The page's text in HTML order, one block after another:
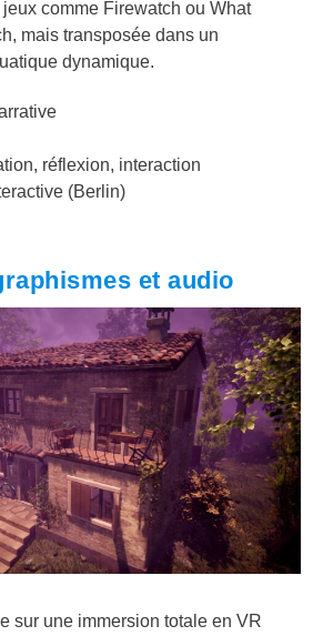
comme Firewatch ou What
mais transposée dans un
dynamique.
réflexion, interaction
(Berlin)
et audio
sur une immersion totale en VR